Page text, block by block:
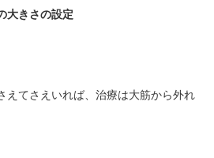
大きさの設定
えてさえいれば、治療は大筋から外れ